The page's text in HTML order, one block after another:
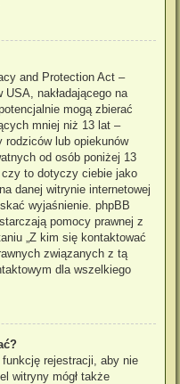
and Protection Act –
nakładającego na
mogą zbierać
mniej niż 13 lat –
rodziców lub opiekunów
od osób poniżej 13
to dotyczy ciebie jako
danej witrynie internetowej
wyjaśnienie. phpBB
pomocy prawnej z
„Z kim się kontaktować
związanych z tą
dla wszelkiego
funkcję rejestracji, aby nie
witryny mógł także